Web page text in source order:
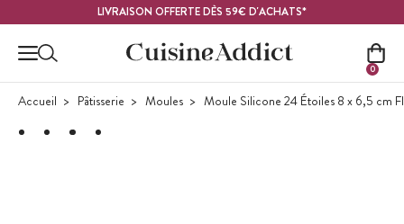
LIVRAISON OFFERTE DÈS 59€ D'ACHATS*
0
Accueil Pâtisserie Moules Moule Silicone 24 Étoiles 8 x 6,5 cm